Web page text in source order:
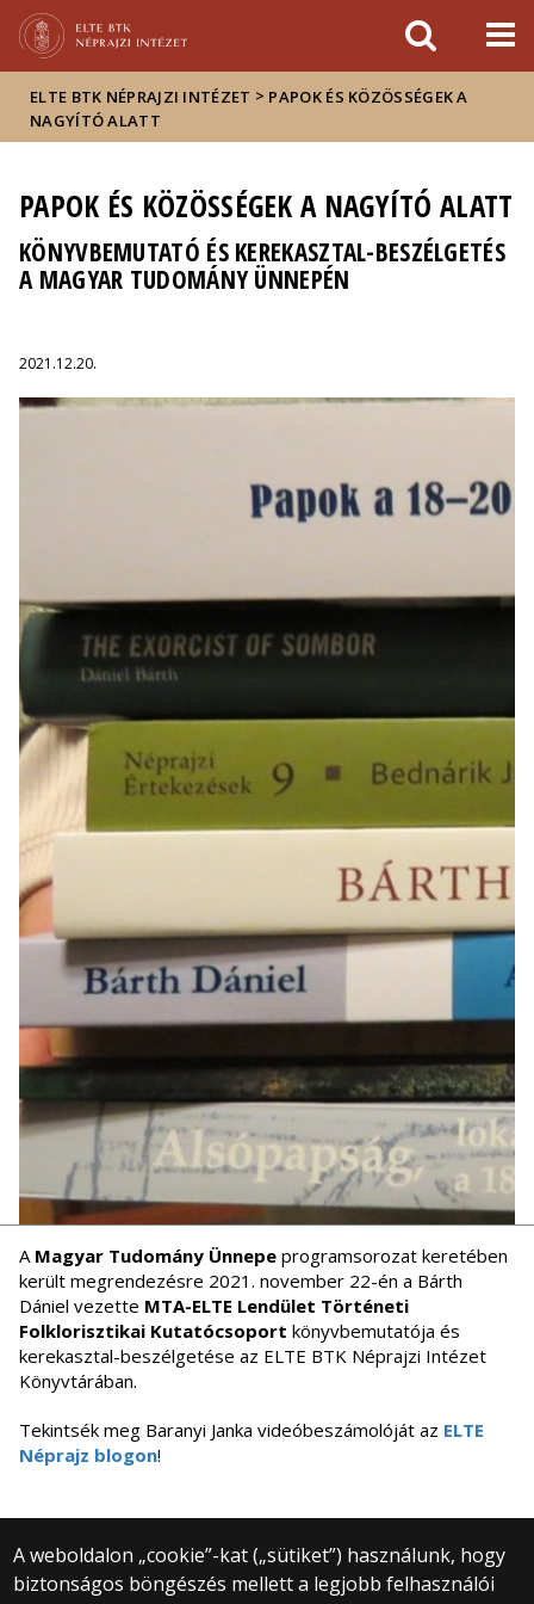
sajtóban
ELTE BTK NÉPRAJZI INTÉZET > PAPOK ÉS KÖZÖSSÉGEK A
NAGYÍTÓ ALATT
PAPOK ÉS KÖZÖSSÉGEK A NAGYÍTÓ ALATT
KÖNYVBEMUTATÓ ÉS KEREKASZTAL-BESZÉLGETÉS
A MAGYAR TUDOMÁNY ÜNNEPÉN
2021.12.20.
A Magyar Tudomány Ünnepe programsorozat keretében
került megrendezésre 2021. november 22-én a Bárth
Dániel vezette MTA-ELTE Lendület Történeti
Folklorisztikai Kutatócsoport könyvbemutatója és
kerekasztal-beszélgetése az ELTE BTK Néprajzi Intézet
Könyvtárában.
Tekintsék meg Baranyi Janka videóbeszámolóját az ELTE
Néprajz blogon!
A weboldalon „cookie”-kat („sütiket”) használunk, hogy
biztonságos böngészés mellett a legjobb felhasználói
© 2025 Eötvös Loránd Tudományegyetem